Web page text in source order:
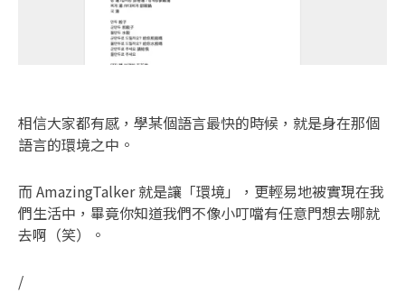
相信大家都有感，學某個語言最快的時候，就是身在那個
語言的環境之中。
而 AmazingTalker 就是讓「環境」，更輕易地被實現在我
們生活中，畢竟你知道我們不像小叮噹有任意門想去哪就
去啊（笑）。
/